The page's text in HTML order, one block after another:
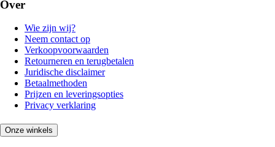
Over
Wie zijn wij?
Neem contact op
Verkoopvoorwaarden
Retourneren en terugbetalen
Juridische disclaimer
Betaalmethoden
Prijzen en leveringsopties
Privacy verklaring
Onze winkels